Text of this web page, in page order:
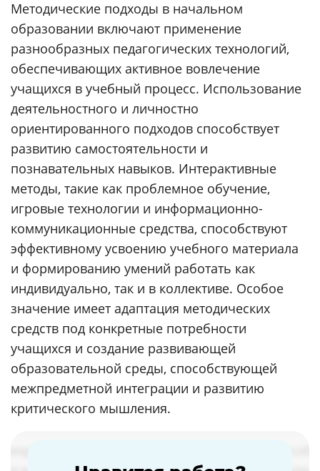
Методические подходы в начальном
образовании включают применение
разнообразных педагогических технологий,
обеспечивающих активное вовлечение
учащихся в учебный процесс. Использование
деятельностного и личностно
ориентированного подходов способствует
развитию самостоятельности и
познавательных навыков. Интерактивные
методы, такие как проблемное обучение,
игровые технологии и информационно-
коммуникационные средства, способствуют
эффективному усвоению учебного материала
и формированию умений работать как
индивидуально, так и в коллективе. Особое
значение имеет адаптация методических
средств под конкретные потребности
учащихся и создание развивающей
образовательной среды, способствующей
межпредметной интеграции и развитию
критического мышления.